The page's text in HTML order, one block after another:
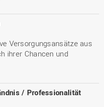
Versorgungsansätze aus
ihrer Chancen und
/ Professionalität